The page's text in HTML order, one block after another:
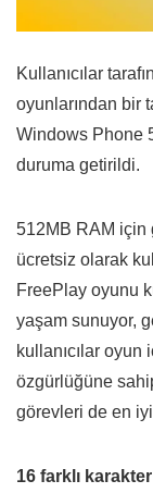
Kullanıcılar
oyunlarından bir
Windows Phone
duruma getirildi.
512MB RAM için
ücretsiz olarak
FreePlay oyunu
yaşam sunuyor,
kullanıcılar
özgürlüğüne
görevleri de en iyi
16 farklı